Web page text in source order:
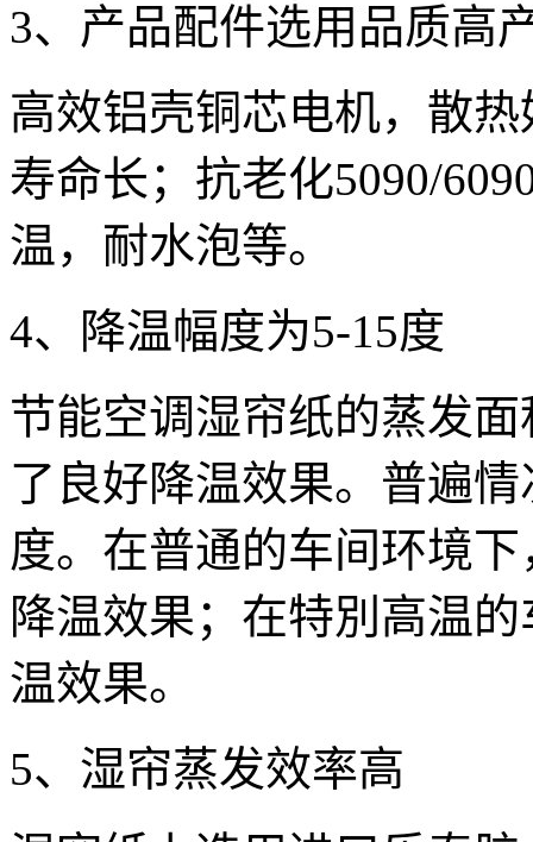
3、产品配件选用品质高
高效铝壳铜芯电机，散
寿命长；抗老化5090/
温，耐水泡等。
4、降温幅度为5-15度
节能空调湿帘纸的蒸发
了良好降温效果。普遍
度。在普通的车间环境
降温效果；在特別高温
温效果。
5、湿帘蒸发效率高